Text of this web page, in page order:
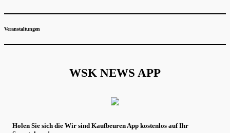
Veranstaltungen
WSK NEWS APP
Holen Sie sich die Wir sind Kaufbeuren App kostenlos auf Ihr